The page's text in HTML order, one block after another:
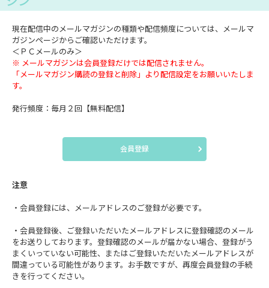
現在配信中のメールマガジンの種類や配信頻度については、メールマ
ガジンページからご確認いただけます。
＜ＰＣメールのみ＞
※ メールマガジンは会員登録だけでは配信されません。
「メールマガジン購読の登録と削除」より配信設定をお願いいたしま
す。
発行頻度：毎月２回【無料配信】
会員登録
注意
・会員登録には、メールアドレスのご登録が必要です。
・会員登録後、ご登録いただいたメールアドレスに登録確認のメール
をお送りしております。登録確認のメールが届かない場合、登録がう
まくいっていない可能性、またはご登録いただいたメールアドレスが
間違っている可能性があります。お手数ですが、再度会員登録の手続
きを行ってください。